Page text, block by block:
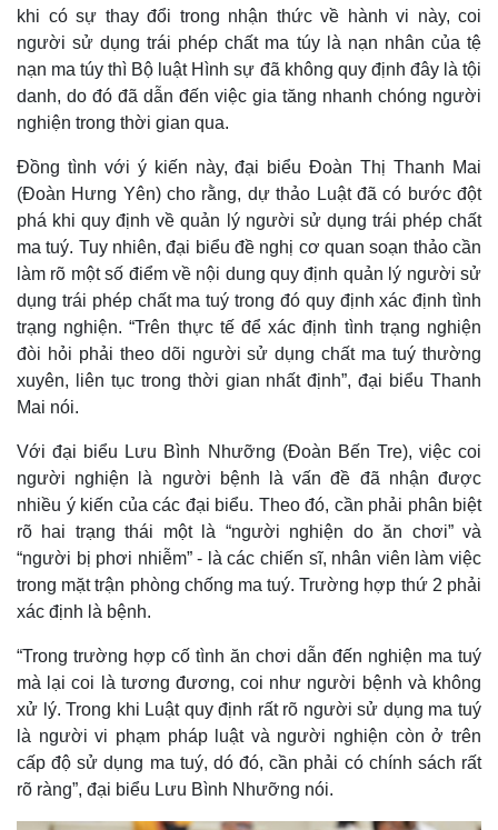
Thế giới
Quan sát
Cuộc sống đó đây
Hồ sơ
Multimedia
Video
Ảnh
E-Magazine
Infographic
khi có sự thay đổi trong nhận thức về hành vi này, coi
người sử dụng trái phép chất ma túy là nạn nhân của tệ
nạn ma túy thì Bộ luật Hình sự đã không quy định đây là tội
danh, do đó đã dẫn đến việc gia tăng nhanh chóng người
nghiện trong thời gian qua.
Đồng tình với ý kiến này, đại biểu Đoàn Thị Thanh Mai
(Đoàn Hưng Yên) cho rằng, dự thảo Luật đã có bước đột
phá khi quy định về quản lý người sử dụng trái phép chất
ma tuý. Tuy nhiên, đại biểu đề nghị cơ quan soạn thảo cần
làm rõ một số điểm về nội dung quy định quản lý người sử
dụng trái phép chất ma tuý trong đó quy định xác định tình
trạng nghiện. “Trên thực tế để xác định tình trạng nghiện
đòi hỏi phải theo dõi người sử dụng chất ma tuý thường
xuyên, liên tục trong thời gian nhất định”, đại biểu Thanh
Mai nói.
Với đại biểu Lưu Bình Nhưỡng (Đoàn Bến Tre), việc coi
người nghiện là người bệnh là vấn đề đã nhận được
nhiều ý kiến của các đại biểu. Theo đó, cần phải phân biệt
rõ hai trạng thái một là “người nghiện do ăn chơi” và
“người bị phơi nhiễm” - là các chiến sĩ, nhân viên làm việc
trong mặt trận phòng chống ma tuý. Trường hợp thứ 2 phải
xác định là bệnh.
“Trong trường hợp cố tình ăn chơi dẫn đến nghiện ma tuý
mà lại coi là tương đương, coi như người bệnh và không
xử lý. Trong khi Luật quy định rất rõ người sử dụng ma tuý
là người vi phạm pháp luật và người nghiện còn ở trên
cấp độ sử dụng ma tuý, dó đó, cần phải có chính sách rất
rõ ràng”, đại biểu Lưu Bình Nhưỡng nói.